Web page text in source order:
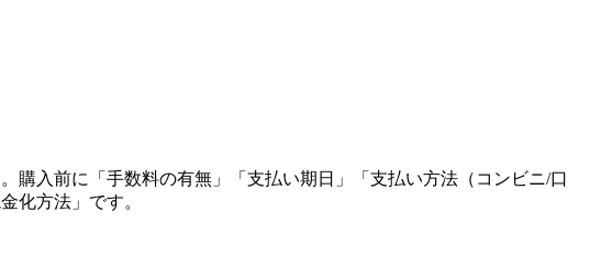
購入前に「手数料の有無」「支払い期日」「支払い方法（コンビニ/口
化方法」です。